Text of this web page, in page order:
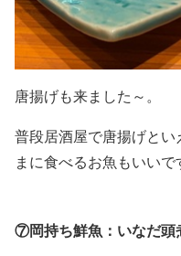
唐揚げも来ました～。
普段居酒屋で唐揚げと
まに食べるお魚もいいで
⑦岡持ち鮮魚：いなだ頭